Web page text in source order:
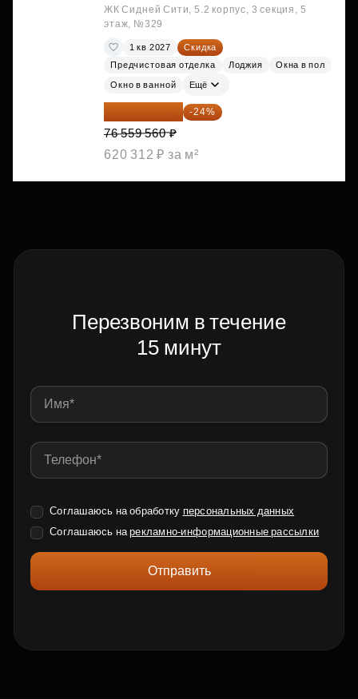
ЖК Сидней Сити, 5.2 корпус, 3 секция, 5
этаж, №329
1 кв 2027
Скидка
Предчистовая отделка
Лоджия Окна в пол
Окно в ванной Ещё
58 185 266 ₽ -24%
76 559 560 ₽
620 312 ₽ за м²
Перезвоним в течение
15 минут
Соглашаюсь на обработку персональных данных
Соглашаюсь нарекламно-информационные рассылки
Отправить